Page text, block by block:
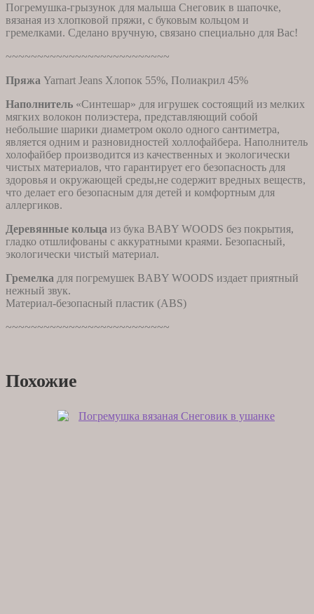
Погремушка-грызунок для малыша Снеговик в шапочке,
вязаная из хлопковой пряжи, с буковым кольцом и
гремелками. Сделано вручную, связано специально для Вас!
~~~~~~~~~~~~~~~~~~~~~~~~~~
Пряжа Yarnart Jeans Хлопок 55%, Полиакрил 45%
Наполнитель «Синтешар» для игрушек состоящий из мелких
мягких волокон полиэстера, представляющий собой
небольшие шарики диаметром около одного сантиметра,
является одним и разновидностей холлофайбера. Наполнитель
холофайбер производится из качественных и экологически
чистых материалов, что гарантирует его безопасность для
здоровья и окружающей среды,не содержит вредных веществ,
что делает его безопасным для детей и комфортным для
аллергиков.
Деревянные кольца из бука BABY WOODS без покрытия,
гладко отшлифованы с аккуратными краями. Безопасный,
экологически чистый материал.
Гремелка для погремушек BABY WOODS издает приятный
нежный звук.
Материал-безопасный пластик (ABS)
~~~~~~~~~~~~~~~~~~~~~~~~~~
Похожие